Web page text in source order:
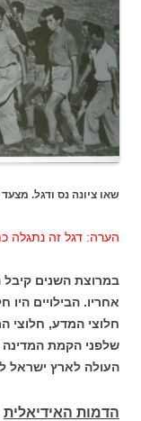
שאו ציונה נס ודגל. מצעד נוער בשנות ה-
הערה: דגל זה נתגלה
במרוצת השנים
אחריו. הבילויים
חלוצי המדע, חלוצי
שלפני הקמת
העולה לארץ ישראל
הדמות האידיאלית